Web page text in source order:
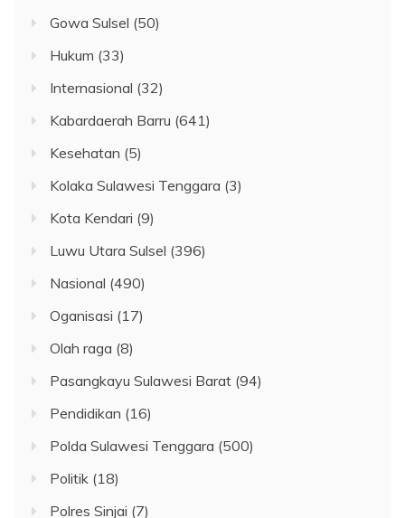
Gowa Sulsel (50)
Hukum (33)
Internasional (32)
Kabardaerah Barru (641)
Kesehatan (5)
Kolaka Sulawesi Tenggara (3)
Kota Kendari (9)
Luwu Utara Sulsel (396)
Nasional (490)
Oganisasi (17)
Olah raga (8)
Pasangkayu Sulawesi Barat (94)
Pendidikan (16)
Polda Sulawesi Tenggara (500)
Politik (18)
Polres Sinjai (7)